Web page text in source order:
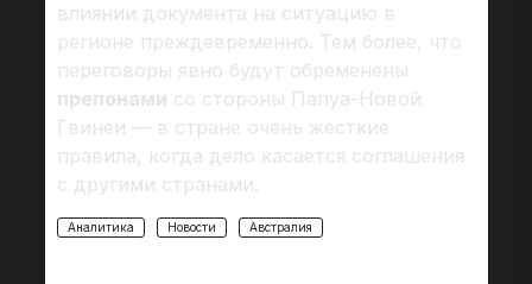
влиянии документа на ситуацию в
регионе преждевременно. Тем более, что
переговоры явно будут обременены
препонами со стороны Папуа-Новой
Гвинеи — в стране очень жесткие
правила, когда дело касается соглашения
с другими странами.
Аналитика Новости Австралия